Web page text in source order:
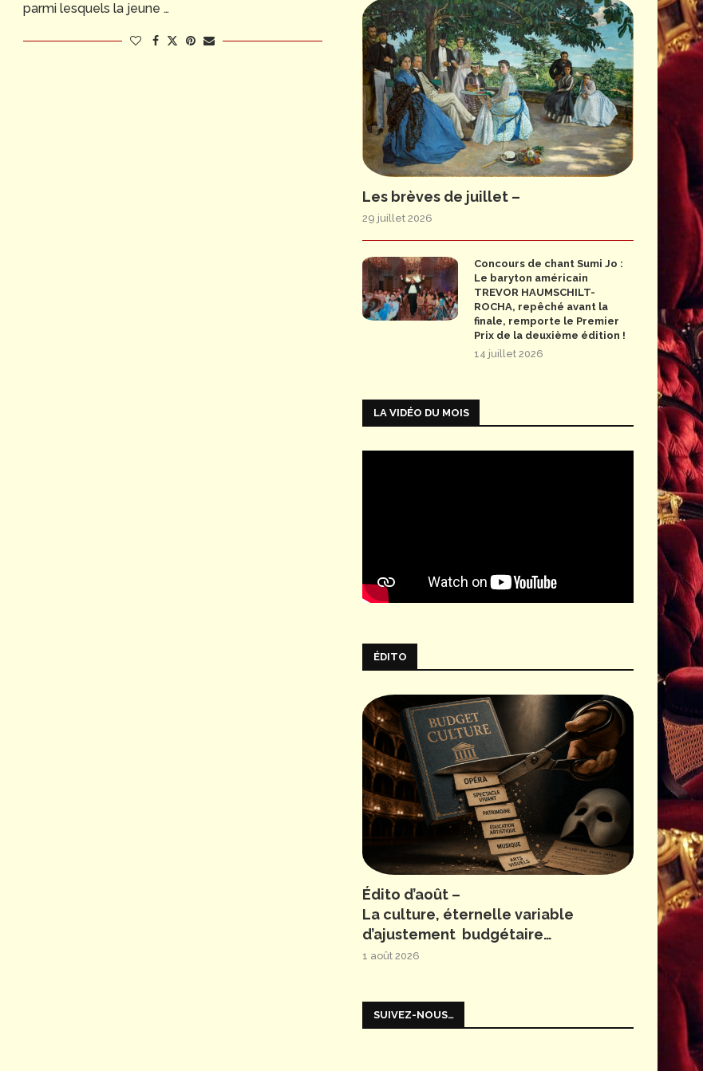
parmi lesquels la jeune …
Les brèves de juillet –
29 juillet 2026
Concours de chant Sumi Jo :
Le baryton américain
TREVOR HAUMSCHILT-
ROCHA, repêché avant la
finale, remporte le Premier
Prix de la deuxième édition !
14 juillet 2026
LA VIDÉO DU MOIS
ÉDITO
Édito d’août –
La culture, éternelle variable
d’ajustement budgétaire…
1 août 2026
SUIVEZ-NOUS…